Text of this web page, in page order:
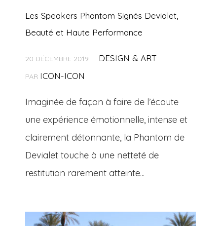
Les Speakers Phantom Signés Devialet,
Beauté et Haute Performance
20 DÉCEMBRE 2019 DESIGN & ART
PAR ICON-ICON
Imaginée de façon à faire de l’écoute
une expérience émotionnelle, intense et
clairement détonnante, la Phantom de
Devialet touche à une netteté de
restitution rarement atteinte...